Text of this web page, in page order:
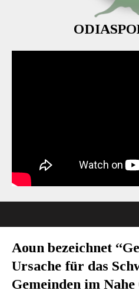
Aoun bezeichnet
Ursache für das
Gemeinden im Nahe